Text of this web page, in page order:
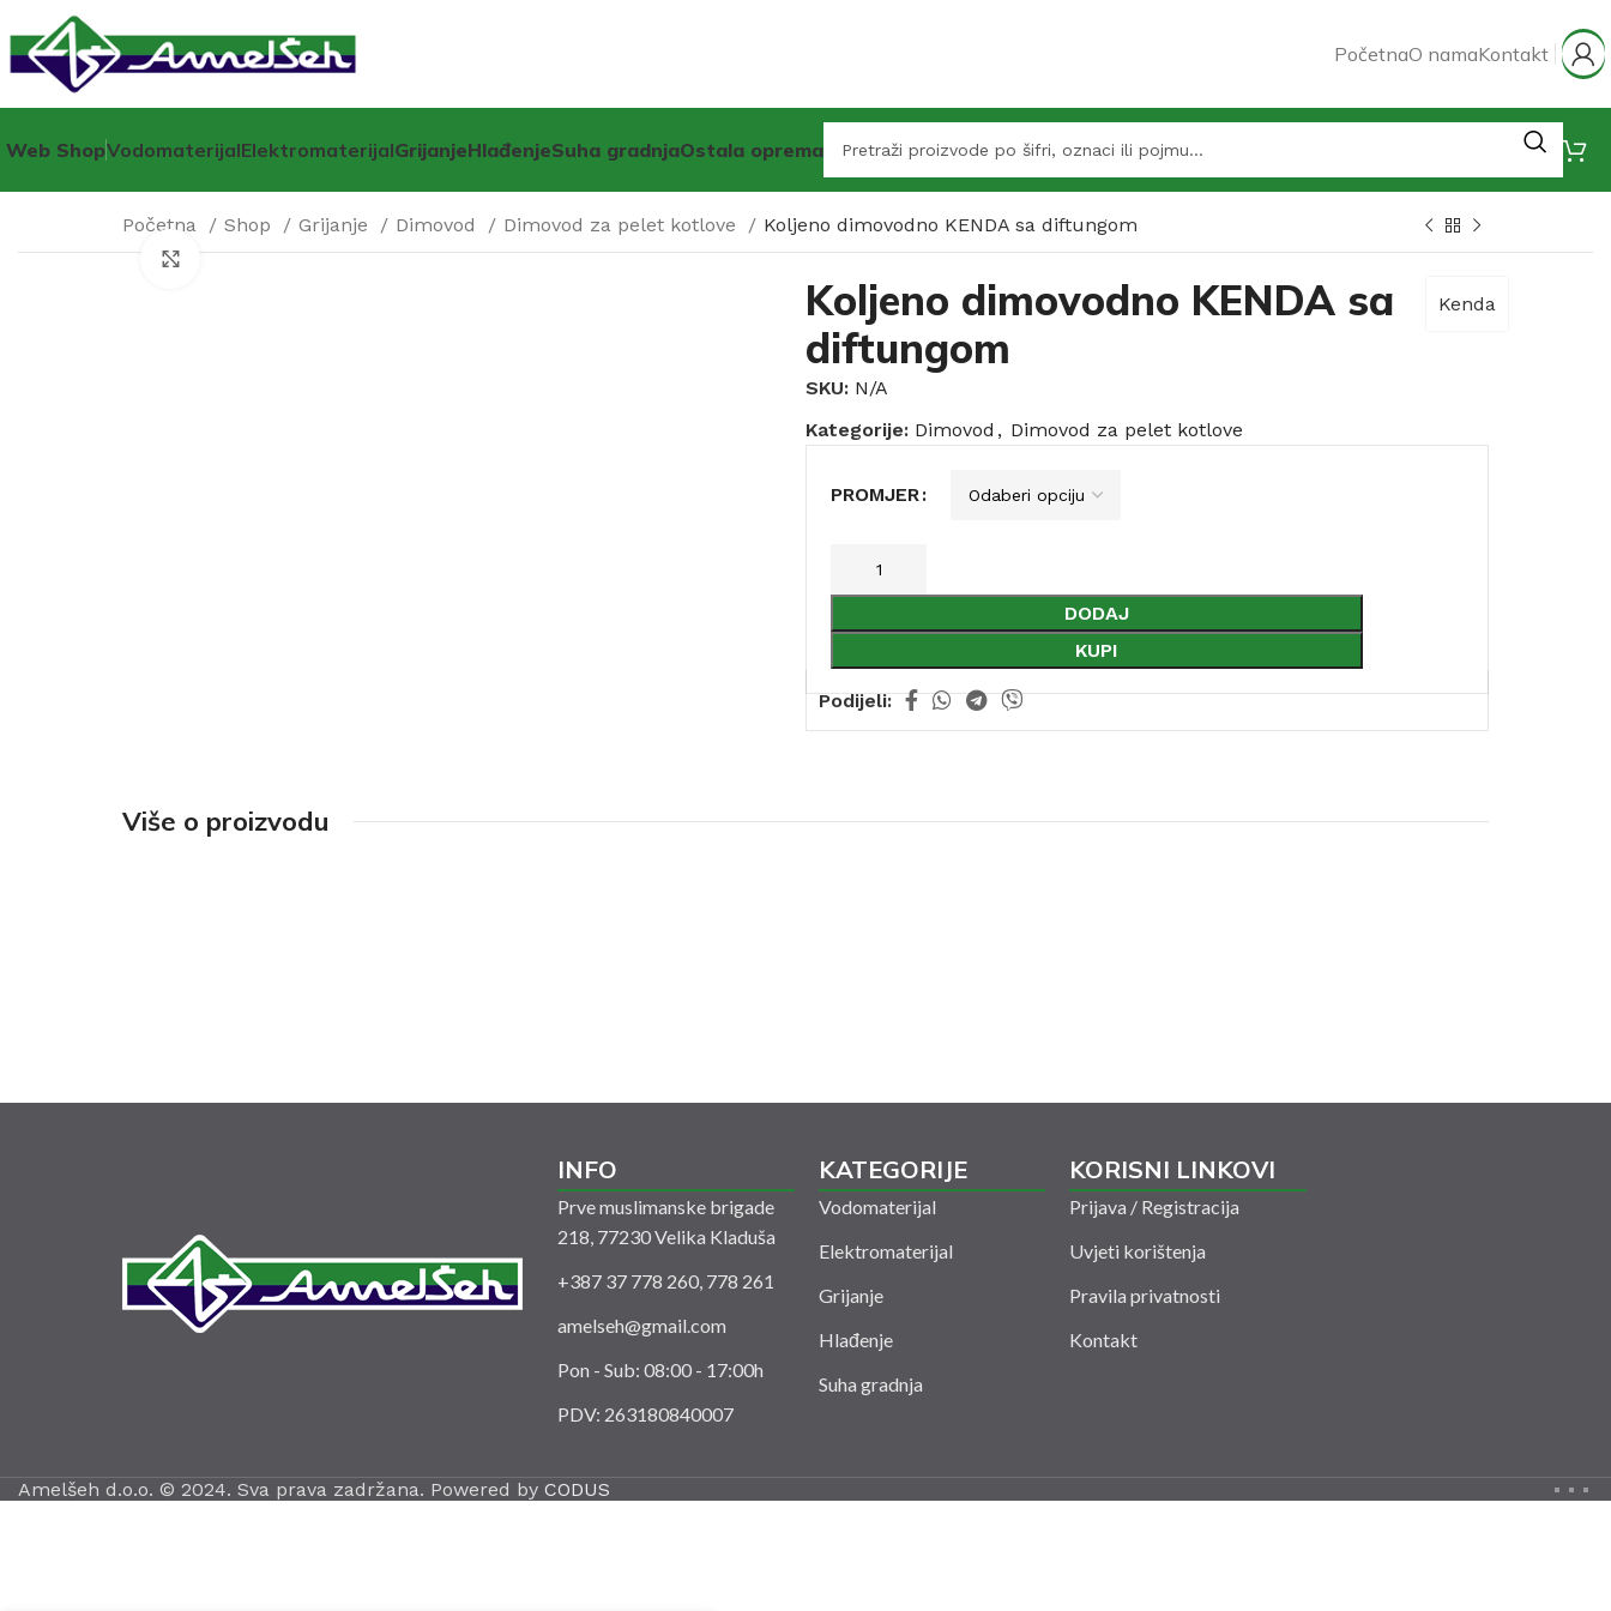
PočetnaO namaKontakt
Web ShopVodomaterijalElektromaterijalGrijanjeHlađenjeSuha gradnjaOstala oprema
Početna Shop Grijanje Dimovod Dimovod za pelet kotlove Koljeno dimovodno KENDA sa diftungom
Click to enlarge
Koljeno dimovodno KENDA sa
diftungom
Kenda
SKU: N/A
Kategorije: Dimovod , Dimovod za pelet kotlove
PROMJER
DODAJ
KUPI
Podijeli:
Više o proizvodu
INFO
Prve muslimanske brigade
218, 77230 Velika Kladuša
+387 37 778 260, 778 261
amelseh@gmail.com
Pon - Sub: 08:00 - 17:00h
PDV: 263180840007
KATEGORIJE
Vodomaterijal
Elektromaterijal
Grijanje
Hlađenje
Suha gradnja
KORISNI LINKOVI
Prijava / Registracija
Uvjeti korištenja
Pravila privatnosti
Kontakt
Amelšeh d.o.o. © 2024. Sva prava zadržana. Powered by CODUS